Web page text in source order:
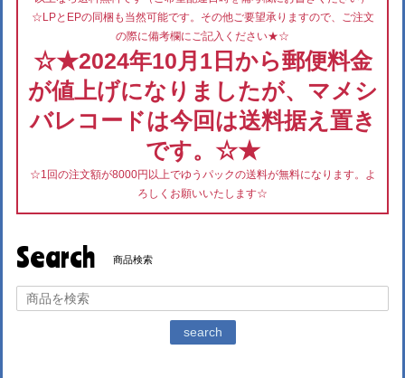
☆LPとEPの同梱も当然可能です。その他ご要望承りますので、ご注文
の際に備考欄にご記入ください★☆
☆★2024年10月1日から郵便料金
が値上げになりましたが、マメシ
バレコードは今回は送料据え置き
です。☆★
☆1回の注文額が8000円以上でゆうパックの送料が無料になります。よ
ろしくお願いいたします☆
Search 商品検索
search